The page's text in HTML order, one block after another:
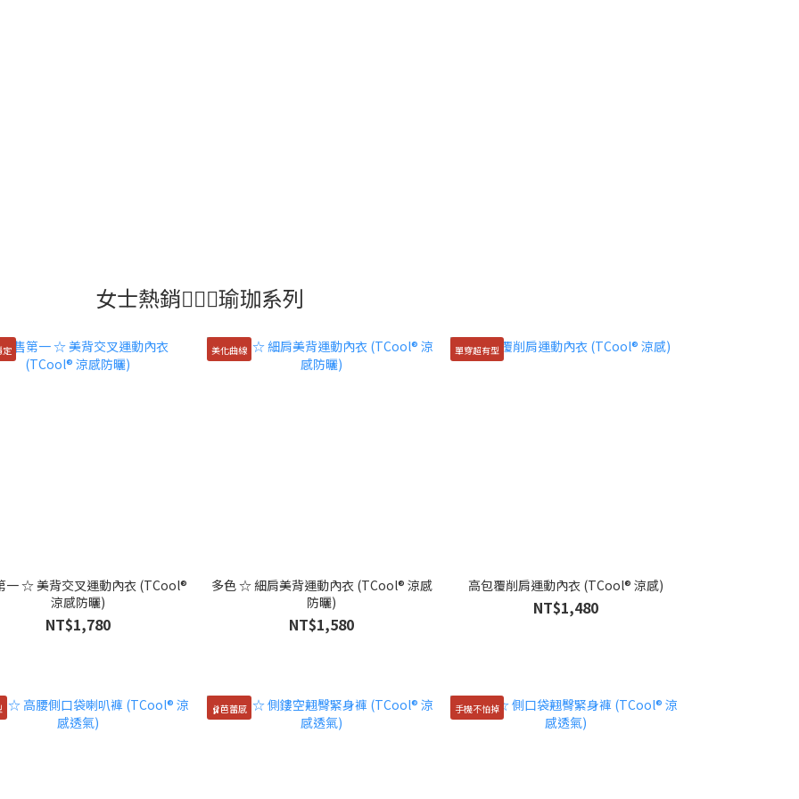
女士熱銷🧘🏻‍♂️瑜珈系列
定
一 ☆ 美背交叉運動內衣 (TCool®
涼感防曬)
NT$1,780
美化曲線
多色 ☆ 細肩美背運動內衣 (TCool® 涼感
防曬)
NT$1,580
單穿超有型
高包覆削肩運動內衣 (TCool® 涼感)
NT$1,480
🩰芭蕾感 手機不怕掉